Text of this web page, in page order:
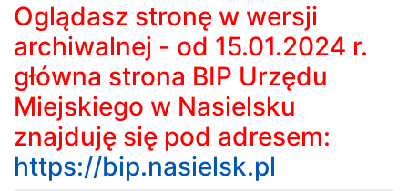
Oglądasz stronę w wersji
archiwalnej - od 15.01.2024 r.
główna strona BIP Urzędu
Miejskiego w Nasielsku
znajduję się pod adresem:
https://bip.nasielsk.pl